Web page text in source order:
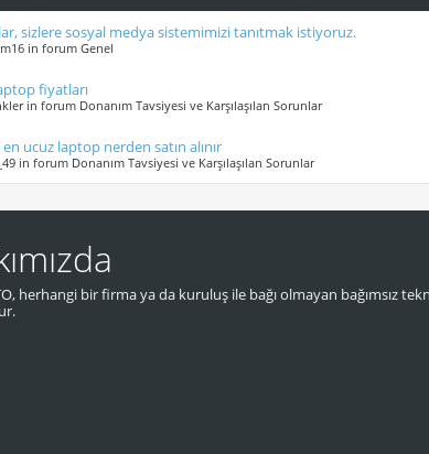
sizlere sosyal medya sistemimizi tanıtmak istiyoruz.
in forum Genel
fiyatları
in forum Donanım Tavsiyesi ve Karşılaşılan Sorunlar
ucuz laptop nerden satın alınır
in forum Donanım Tavsiyesi ve Karşılaşılan Sorunlar
herhangi bir firma ya da kuruluş ile bağı olmayan bağımsız